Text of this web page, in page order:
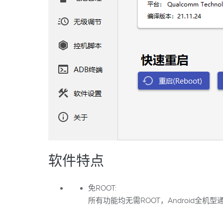
软件特点
免ROOT:
所有功能均无需ROOT，Android全机型